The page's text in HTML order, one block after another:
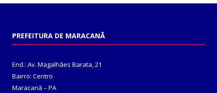
PREFEITURA DE MARACANÃ
End.: Av. Magalhães Barata, 21
Bairro: Centro
Maracanã – PA